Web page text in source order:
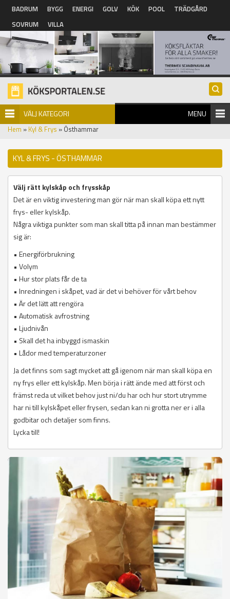
Hoppa till huvudinnehåll
BADRUM BYGG ENERGI GOLV KÖK POOL
TRÄDGÅRD
SOVRUM
VILLA
VÄLJ KATEGORI MENU
Hem » Kyl & Frys » Östhammar
KYL & FRYS - ÖSTHAMMAR
Välj rätt kylskåp och frysskåp
Det är en viktig investering man gör när man skall köpa ett nytt
frys- eller kylskåp.
Några viktiga punkter som man skall titta på innan man bestämmer
sig är:
• Energiförbrukning
• Volym
• Hur stor plats får de ta
• Inredningen i skåpet, vad är det vi behöver för vårt behov
• Är det lätt att rengöra
• Automatisk avfrostning
• Ljudnivån
• Skall det ha inbyggd ismaskin
• Lådor med temperaturzoner
Ja det finns som sagt mycket att gå igenom när man skall köpa en
ny frys eller ett kylskåp. Men börja i rätt ände med att först och
främst reda ut vilket behov just ni/du har och hur stort utrymme
har ni till kylskåpet eller frysen, sedan kan ni grotta ner er i alla
godbitar och detaljer som finns.
Lycka till!